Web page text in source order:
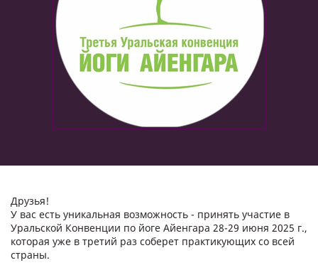
Друзья!
У вас есть уникальная возможность - принять участие в
Уральской Конвенции по йоге Айенгара 28-29 июня 2025 г.,
которая уже в третий раз соберет практикующих со всей
страны.